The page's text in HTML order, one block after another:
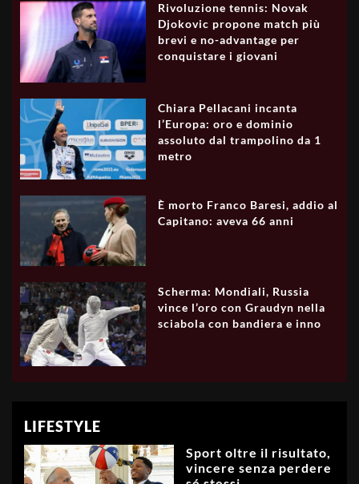
Rivoluzione tennis: Novak
Djokovic propone match più
brevi e no-advantage per
conquistare i giovani
Chiara Pellacani incanta
l’Europa: oro e dominio
assoluto dal trampolino da 1
metro
È morto Franco Baresi, addio al
Capitano: aveva 66 anni
Scherma: Mondiali, Russia
vince l’oro con Graudyn nella
sciabola con bandiera e inno
LIFESTYLE
Sport oltre il risultato,
vincere senza perdere